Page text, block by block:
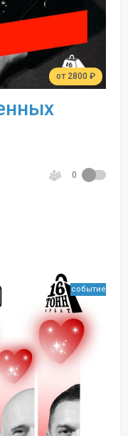
от 2800 ₽
0
событие